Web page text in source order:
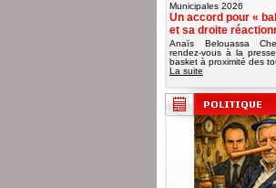
Municipales 2026
Un accord pour «
et sa droite
Anaïs Belouassa
rendez-vous à la
basket à proximité des
La suite